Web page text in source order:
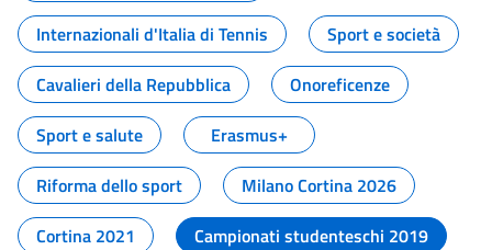
Internazionali d'Italia di Tennis
Sport e società
Cavalieri della Repubblica
Onoreficenze
Sport e salute
Erasmus+
Riforma dello sport
Milano Cortina 2026
Cortina 2021
Campionati studenteschi 2019